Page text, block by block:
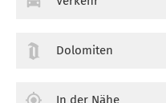
Dolomiten
In der Nähe